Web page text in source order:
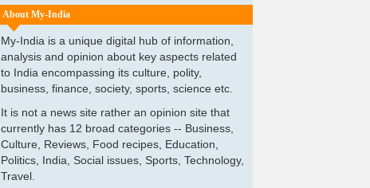
About My-India
My-India is a unique digital hub of information,
analysis and opinion about key aspects related
to India encompassing its culture, polity,
business, finance, society, sports, science etc.
It is not a news site rather an opinion site that
currently has 12 broad categories -- Business,
Culture, Reviews, Food recipes, Education,
Politics, India, Social issues, Sports, Technology,
Travel.